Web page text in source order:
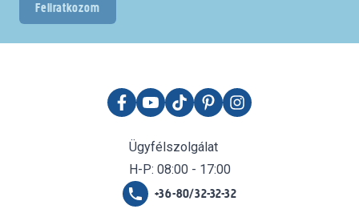
Feliratkozom
Ügyfélszolgálat
H-P: 08:00 - 17:00
+36-80/32-32-32